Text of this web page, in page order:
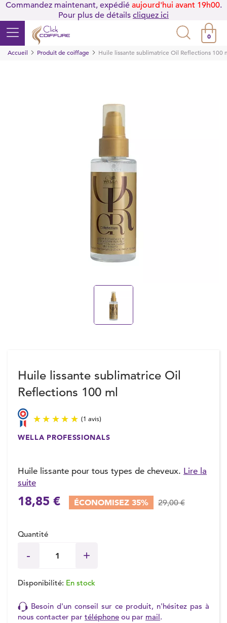
Commandez maintenant, expédié aujourd'hui avant 19h00.
Pour plus de détails cliquez ici
0
Accueil
Produit de coiffage Huile lissante sublimatrice Oil Reflections 100
Huile lissante sublimatrice Oil
Reflections 100 ml
WELLA PROFESSIONALS
Huile lissante pour tous types de cheveux. Lire la
suite
18,85 € ÉCONOMISEZ 35% 29,00 €
Quantité
Disponibilité: En stock
Besoin d'un conseil sur ce produit, n'hésitez pas à
nous contacter par téléphone ou par mail.